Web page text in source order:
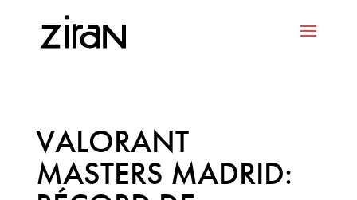
VALORANT
MASTERS MADRID: